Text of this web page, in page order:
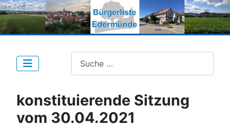
konstituierende Sitzung
vom 30.04.2021